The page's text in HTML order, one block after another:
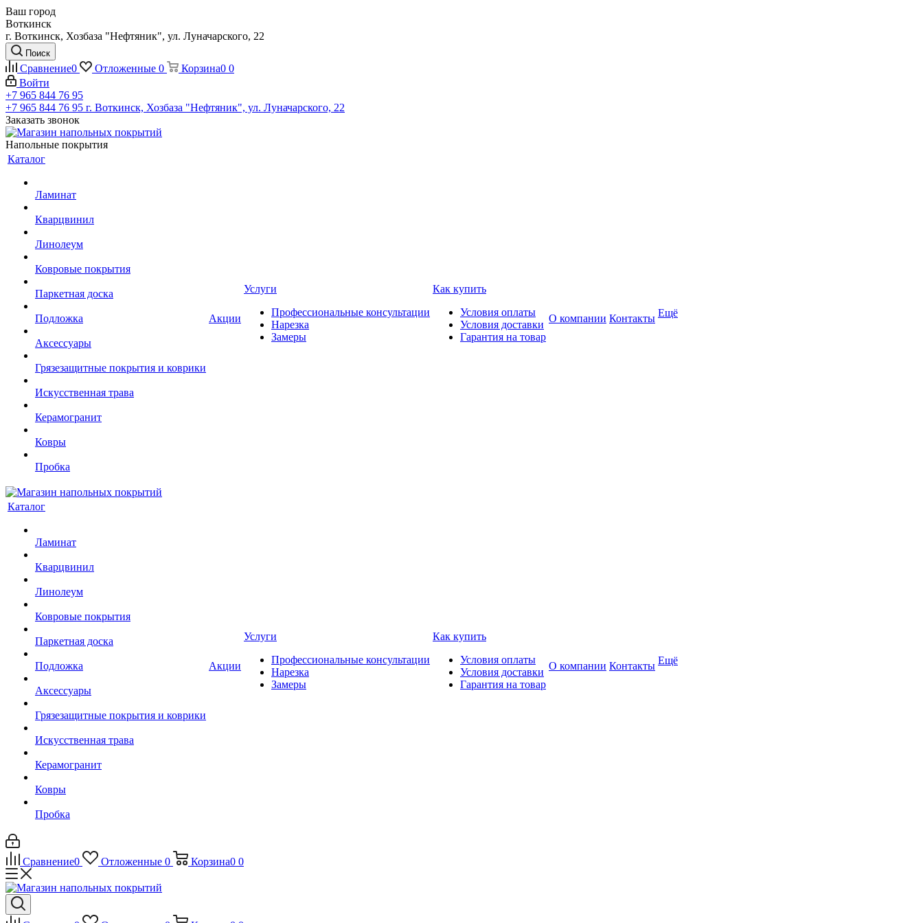
Ваш город
Воткинск
г. Воткинск, Хозбаза "Нефтяник", ул. Луначарского, 22
Поиск
Сравнение0 Отложенные 0 Корзина0 0
Войти
+7 965 844 76 95
+7 965 844 76 95 г. Воткинск, Хозбаза "Нефтяник", ул. Луначарского, 22
Заказать звонок
Напольные покрытия
Каталог
Ламинат
Кварцвинил
Линолеум
Ковровые покрытия
Паркетная доска
Подложка
Аксессуары
Грязезащитные покрытия и коврики
Искусственная трава
Керамогранит
Ковры
Пробка
Акции
Услуги
Профессиональные консультации
Нарезка
Замеры
Как купить
Условия оплаты
Условия доставки
Гарантия на товар
О компании Контакты Ещё
Каталог
Ламинат
Кварцвинил
Линолеум
Ковровые покрытия
Паркетная доска
Подложка
Аксессуары
Грязезащитные покрытия и коврики
Искусственная трава
Керамогранит
Ковры
Пробка
Акции
Услуги
Профессиональные консультации
Нарезка
Замеры
Как купить
Условия оплаты
Условия доставки
Гарантия на товар
О компании Контакты Ещё
Сравнение0 Отложенные 0 Корзина0 0